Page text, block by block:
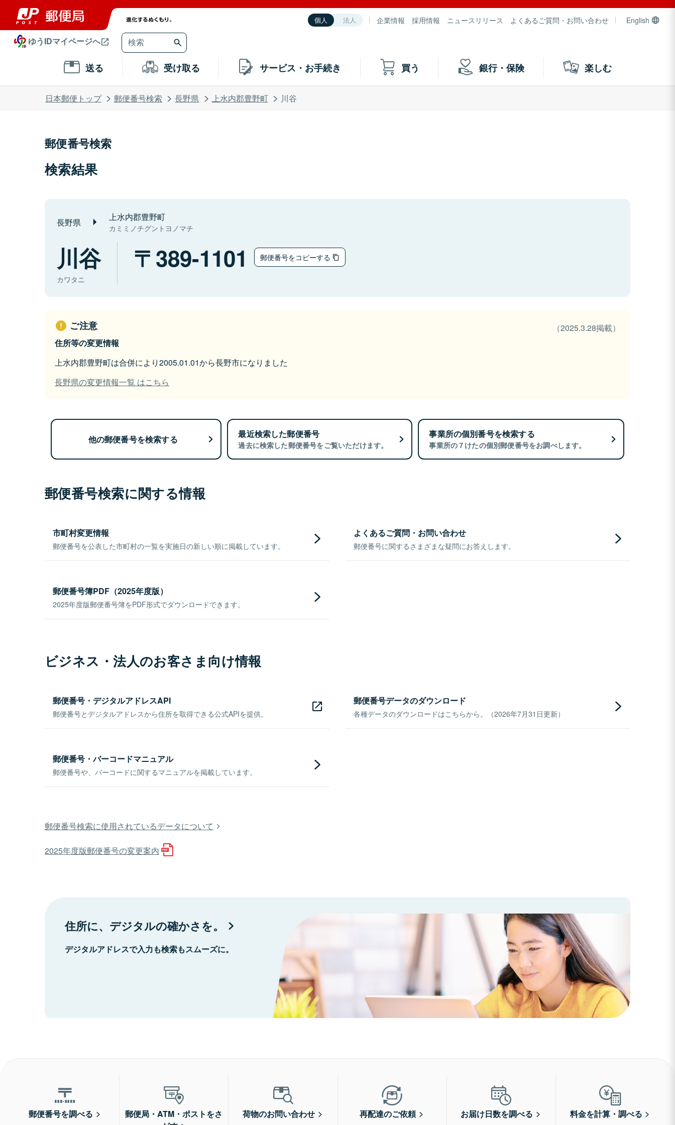
個人 法人 企業情報 採用情報 ニュースリリース よくあるご質問・お問い合わせ English
ゆうIDマイページへ
送る 受け取る サービス・お手続き 買う 銀行・保険 楽しむ
日本郵便トップ 郵便番号検索 長野県 上水内郡豊野町 川谷
郵便番号検索
検索結果
長野県 上水内郡豊野町
カミミノチグントヨノマチ
川谷
カワタニ
389-1101 郵便番号をコピーする
ご注意
（2025.3.28掲載）
住所等の変更情報
上水内郡豊野町は合併により2005.01.01から長野市になりました
長野県の変更情報一覧 はこちら
他の郵便番号を検索する 最近検索した郵便番号
過去に検索した郵便番号をご覧いただけます。
事業所の個別番号を検索する
事業所の７けたの個別郵便番号をお調べします。
郵便番号検索に関する情報
市町村変更情報
郵便番号を公表した市町村の一覧を実施日の新しい順に掲載しています。
よくあるご質問・お問い合わせ
郵便番号に関するさまざまな疑問にお答えします。
郵便番号簿PDF（2025年度版）
2025年度版郵便番号簿をPDF形式でダウンロードできます。
ビジネス・法人のお客さま向け情報
郵便番号・デジタルアドレスAPI
郵便番号とデジタルアドレスから住所を取得できる公式APIを提供。
郵便番号データのダウンロード
各種データのダウンロードはこちらから。（2026年7月31日更新）
郵便番号・バーコードマニュアル
郵便番号や、バーコードに関するマニュアルを掲載しています。
郵便番号検索に使用されているデータについて
2025年度版郵便番号の変更案内
住所に、デジタルの確かさを。
デジタルアドレスで入力も検索もスムーズに。
郵便番号を調べる
郵便局・ATM・ポストをさ
荷物のお問い合わせ 再配達のご依頼 お届け日数を調べる 料金を計算・調べる